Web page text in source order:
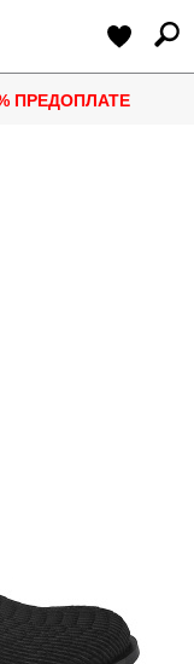
ПРЕДОПЛАТЕ